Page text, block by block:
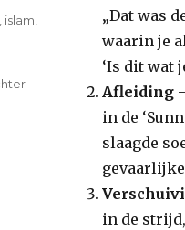
„Dat was
waarin je
‘Is dit wat
Afleiding
in de
slaagde
in de
islam
op
Deradicalisering